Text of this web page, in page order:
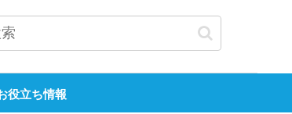
役立ち情報